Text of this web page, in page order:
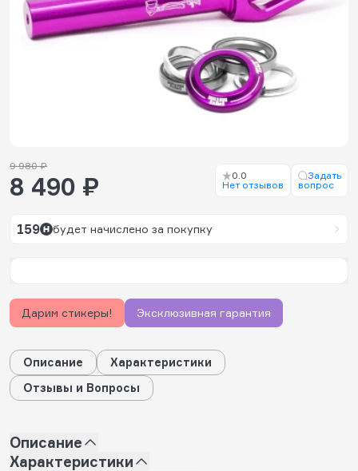
9 980 ₽
8 490 ₽
0.0
Нет отзывов
Задать
вопрос
159 будет начислено за покупку
Дарим стикеры! Эксклюзивная гарантия
Описание
Характеристики
Отзывы и Вопросы
Описание
Характеристики